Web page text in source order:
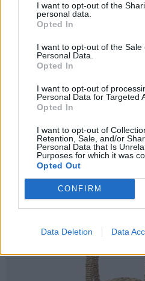
I want to opt-out of the
personal data.
Opted In
I want to opt-out of the Sale
Personal Data.
Opted In
I want to opt-out of
Personal Data for Targeted
Opted In
I want to opt-out of
Retention, Sale, and/or
Personal Data that Is
Purposes for which it was
Opted Out
CONFIRM
Data Deletion Data
Precio: 25,95 €
Más información